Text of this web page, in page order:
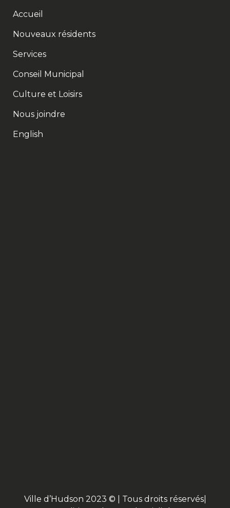
Accueil
Nouveaux résidents
Services
Conseil Municipal
Culture et Loisirs
Nous joindre
English
Ville d’Hudson 2023 © | Tous droits réservés|